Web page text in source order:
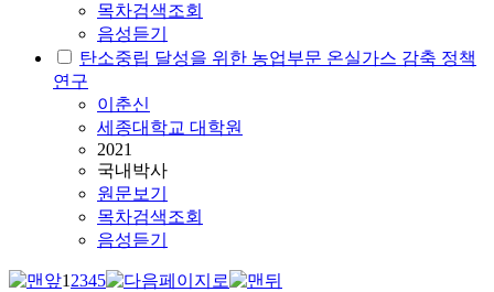
목차검색조회
음성듣기
탄소중립 달성을 위한 농업부문 온실가스 감축 정책
연구
이춘신
세종대학교 대학원
2021
국내박사
원문보기
목차검색조회
음성듣기
12345